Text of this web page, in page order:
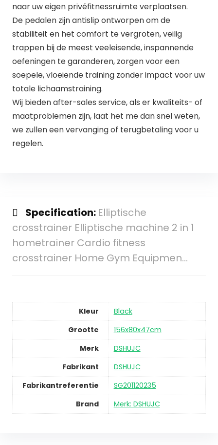
naar uw eigen privéfitnessruimte verplaatsen.
De pedalen zijn antislip ontworpen om de
stabiliteit en het comfort te vergroten, veilig
trappen bij de meest veeleisende, inspannende
oefeningen te garanderen, zorgen voor een
soepele, vloeiende training zonder impact voor uw
totale lichaamstraining.
Wij bieden after-sales service, als er kwaliteits- of
maatproblemen zijn, laat het me dan snel weten,
we zullen een vervanging of terugbetaling voor u
regelen.
Specification: Elliptische
crosstrainer Elliptische machine 2 in 1
hometrainer Cardio fitness
crosstrainer Home Gym Equipmen…
Kleur
Black
Grootte
156x80x47cm
Merk
DSHUJC
Fabrikant
DSHUJC
Fabrikantreferentie
SG201120235
Brand
Merk: DSHUJC